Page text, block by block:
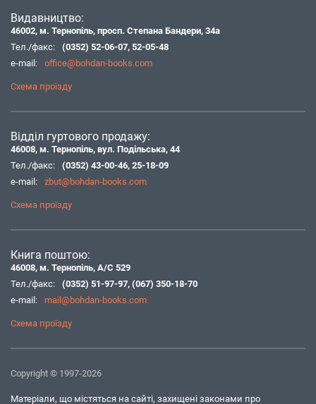
Видавництво:
46002, м. Тернопіль, просп. Степана Бандери, 34а
Тел./факс:
(0352) 52-06-07, 52-05-48
e-mail:
office@bohdan-books.com
Схема проїзду
Відділ гуртового продажу:
46008, м. Тернопіль, вул. Подільська, 44
Тел./факс:
(0352) 43-00-46, 25-18-09
e-mail:
zbut@bohdan-books.com
Схема проїзду
Книга поштою:
46008, м. Тернопіль, А/С 529
Тел./факс:
(0352) 51-97-97, (067) 350-18-70
e-mail:
mail@bohdan-books.com
Схема проїзду
Copyright © 1997-2026
Матеріали, що містяться на сайті, захищені законами про